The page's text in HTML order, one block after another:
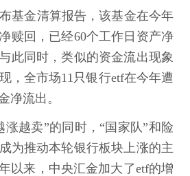
基金清算报告，该基金在今年
赎回，已经60个工作日资产净
此同时，类似的资金流出现象
，全市场11只银行etf在今年遭
净流出。
涨越卖”的同时，“国家队”和险
为推动本轮银行板块上涨的主
以来，中央汇金加大了etf的增